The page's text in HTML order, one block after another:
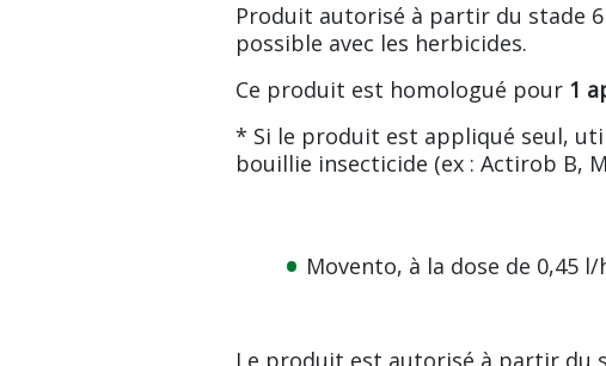
Produit autorisé à partir du stade
possible avec les herbicides.
Ce produit est homologué pour 1
* Si le produit est appliqué seul,
bouillie insecticide (ex : Actirob B,
Movento, à la dose de 0,45 l/